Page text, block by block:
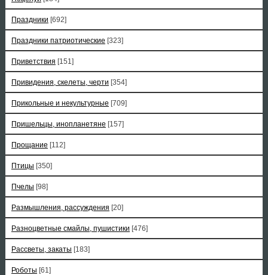
Праздники [692]
Праздники патриотические [323]
Приветствия [151]
Привидения, скелеты, черти [354]
Прикольные и некультурные [709]
Пришельцы, инопланетяне [157]
Прощание [112]
Птицы [350]
Пчелы [98]
Размышления, рассуждения [20]
Разноцветные смайлы, пушистики [476]
Рассветы, закаты [183]
Роботы [61]